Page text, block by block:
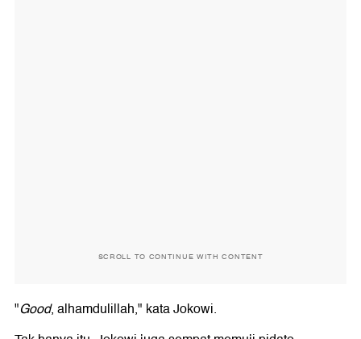
SCROLL TO CONTINUE WITH CONTENT
"Good, alhamdulillah," kata Jokowi.